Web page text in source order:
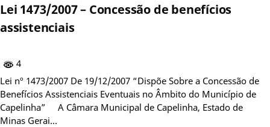
Lei 1473/2007 – Concessão de benefícios
assistenciais
4
Lei nº 1473/2007 De 19/12/2007 “Dispõe Sobre a Concessão de
Benefícios Assistenciais Eventuais no Âmbito do Município de
Capelinha” A Câmara Municipal de Capelinha, Estado de
Minas Gerai…